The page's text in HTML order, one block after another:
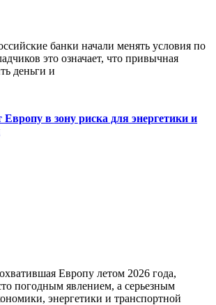
банки начали менять условия по
это означает, что привычная
деньги и
в зону риска для энергетики и
Европу летом 2026 года,
погодным явлением, а серьезным
энергетики и транспортной